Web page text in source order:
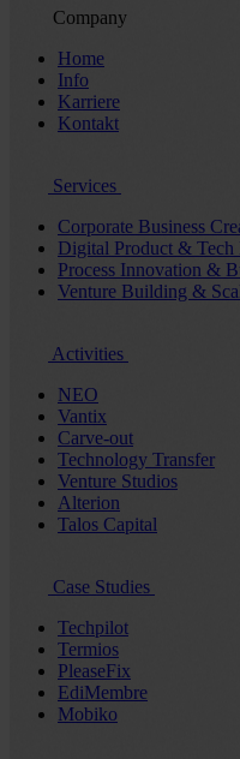
Company
Home
Info
Karriere
Kontakt
Services
Corporate Business
Digital Product & Tech
Process Innovation &
Venture Building &
Activities
NEO
Vantix
Carve-out
Technology Transfer
Venture Studios
Alterion
Talos Capital
Case Studies
Techpilot
Termios
PleaseFix
EdiMembre
Mobiko